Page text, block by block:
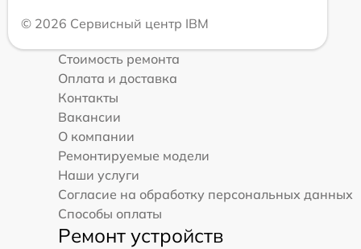
© 2026 Сервисный центр IBM
Стоимость ремонта
Оплата и доставка
Контакты
Вакансии
О компании
Ремонтируемые модели
Наши услуги
Согласие на обработку персональных данных
Способы оплаты
Ремонт устройств